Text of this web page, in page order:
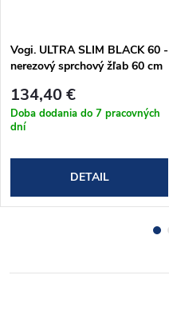
Vogi. ULTRA SLIM BLACK 60 -
nerezový sprchový žľab 60 cm
134,40 €
Doba dodania do 7 pracovných
dní
DETAIL